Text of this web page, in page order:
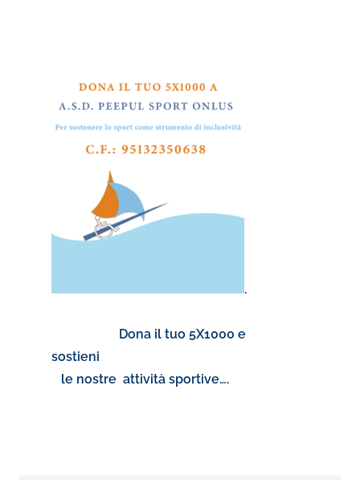
.
Dona il tuo 5X1000 e
sostieni
le nostre attività sportive….